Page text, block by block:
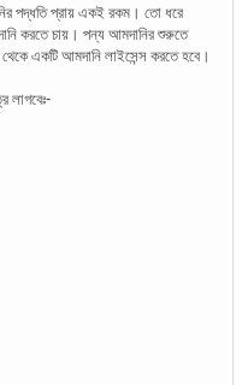
পদ্ধতি প্রায় একই রকম। তো ধরে
করতে চায়। পন্য আমদানির শুরুতে
একটি আমদানি লাইসেন্স করতে হবে।
লাগবেঃ-